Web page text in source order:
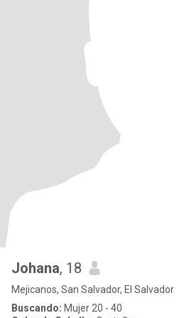
Johana, 18
Mejicanos, San Salvador, El Salvador
Buscando: Mujer 20 - 40